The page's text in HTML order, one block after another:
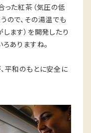
った紅茶（気圧の低
ので、その湯温でも
ます）を開発したり
ありますね。
平和のもとに安全に